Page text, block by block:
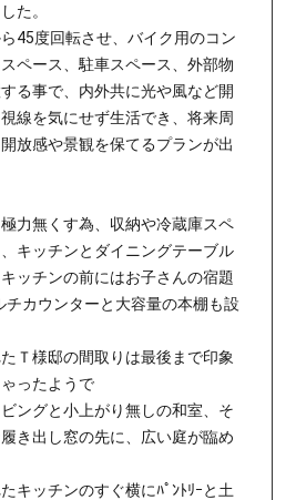
た。
45度回転させ、バイク用のコン
ペース、駐車スペース、外部物
る事で、内外共に光や風など開
線を気にせず生活でき、将来周
放感や景観を保てるプランが出
力無くす為、収納や冷蔵庫スペ
キッチンとダイニングテーブル
ッチンの前にはお子さんの宿題
チカウンターと大容量の本棚も設
Ｔ様邸の間取りは最後まで印象
ったようで
ングと小上がり無しの和室、そ
き出し窓の先に、広い庭が臨め
キッチンのすぐ横にﾊﾟﾝﾄﾘｰと土